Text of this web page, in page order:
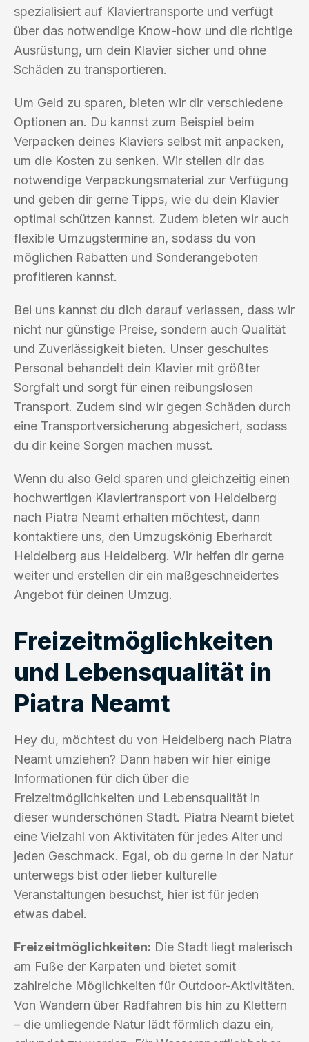
spezialisiert auf Klaviertransporte und verfügt
über das notwendige Know-how und die richtige
Ausrüstung, um dein Klavier sicher und ohne
Schäden zu transportieren.
Um Geld zu sparen, bieten wir dir verschiedene
Optionen an. Du kannst zum Beispiel beim
Verpacken deines Klaviers selbst mit anpacken,
um die Kosten zu senken. Wir stellen dir das
notwendige Verpackungsmaterial zur Verfügung
und geben dir gerne Tipps, wie du dein Klavier
optimal schützen kannst. Zudem bieten wir auch
flexible Umzugstermine an, sodass du von
möglichen Rabatten und Sonderangeboten
profitieren kannst.
Bei uns kannst du dich darauf verlassen, dass wir
nicht nur günstige Preise, sondern auch Qualität
und Zuverlässigkeit bieten. Unser geschultes
Personal behandelt dein Klavier mit größter
Sorgfalt und sorgt für einen reibungslosen
Transport. Zudem sind wir gegen Schäden durch
eine Transportversicherung abgesichert, sodass
du dir keine Sorgen machen musst.
Wenn du also Geld sparen und gleichzeitig einen
hochwertigen Klaviertransport von Heidelberg
nach Piatra Neamt erhalten möchtest, dann
kontaktiere uns, den Umzugskönig Eberhardt
Heidelberg aus Heidelberg. Wir helfen dir gerne
weiter und erstellen dir ein maßgeschneidertes
Angebot für deinen Umzug.
Freizeitmöglichkeiten
und Lebensqualität in
Piatra Neamt
Hey du, möchtest du von Heidelberg nach Piatra
Neamt umziehen? Dann haben wir hier einige
Informationen für dich über die
Freizeitmöglichkeiten und Lebensqualität in
dieser wunderschönen Stadt. Piatra Neamt bietet
eine Vielzahl von Aktivitäten für jedes Alter und
jeden Geschmack. Egal, ob du gerne in der Natur
unterwegs bist oder lieber kulturelle
Veranstaltungen besuchst, hier ist für jeden
etwas dabei.
Freizeitmöglichkeiten: Die Stadt liegt malerisch
am Fuße der Karpaten und bietet somit
zahlreiche Möglichkeiten für Outdoor-Aktivitäten.
Von Wandern über Radfahren bis hin zu Klettern
– die umliegende Natur lädt förmlich dazu ein,